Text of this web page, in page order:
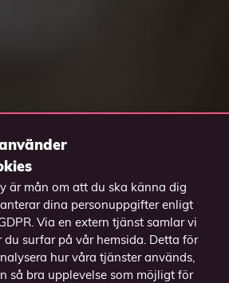
är mån om att du ska känna dig
dina personuppgifter enligt
Via en extern tjänst samlar vi
surfar på vår hemsida. Detta för
hur våra tjänster används,
så bra upplevelse som möjligt för